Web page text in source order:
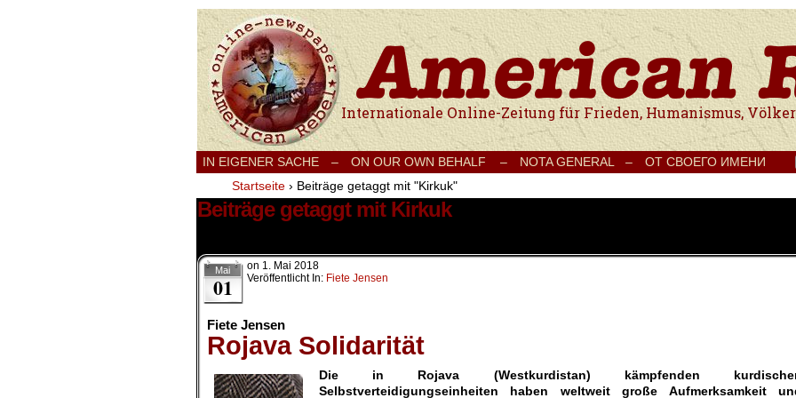
Internationale Onlinezeitung für Frieden, Humanismus, Völkerverständigung und
IN EIGENER SACHE – ON OUR OWN BEHALF – NOTA GENERAL – ОТ СВОЕГО ИМЕНИ
Startseite › Beiträge getaggt mit "Kirkuk"
Beiträge getaggt mit Kirkuk
Mai
01
on 1. Mai 2018
Veröffentlicht In: Fiete Jensen
Fiete Jensen
Rojava Solidarität
Die in Rojava (Westkurdistan) kämpfenden
Selbstverteidigungseinheiten haben weltweit große Aufmerksamkeit